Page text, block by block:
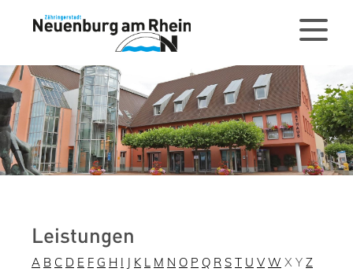
Leistungen
A B C D E F G H I J K L M N O P Q R S T U V W X Y Z